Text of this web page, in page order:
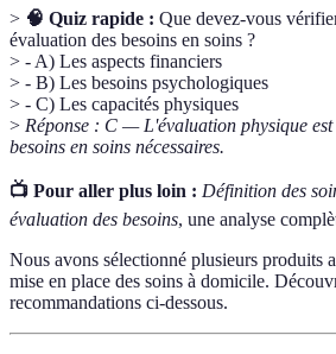
> 🧠 Quiz rapide : Que devez-vous
évaluation des besoins en soins ?
> - A) Les aspects financiers
> - B) Les besoins psychologiques
> - C) Les capacités physiques
> Réponse : C — L'évaluation physique
besoins en soins nécessaires.
📺 Pour aller plus loin : Définition des
évaluation des besoins, une analyse
Nous avons sélectionné plusieurs produits
mise en place des soins à domicile.
recommandations ci-dessous.